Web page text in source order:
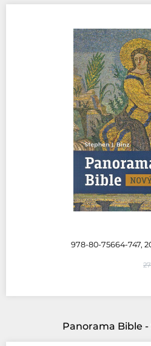
978-80-75664-747,
Panorama Bible -